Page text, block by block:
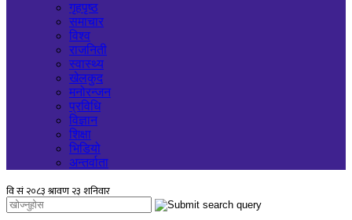
गृहपृष्ठ
समाचार
विश्व
राजनिती
स्वास्थ्य
खेलकुद
मनोरन्जन
प्रविधि
विज्ञान
शिक्षा
भिडियो
अन्तर्वाता